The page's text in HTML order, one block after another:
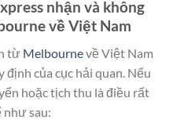
nhận và không
về Việt Nam
từ Melbournevề Việt Nam
của cục hải quan. Nếu
hoặc tịch thu là điều rất
như sau: